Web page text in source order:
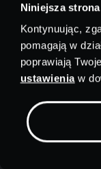
Niniejsza
Kontynuując,
pomagają w
poprawiają
ustawieniaw
$
10